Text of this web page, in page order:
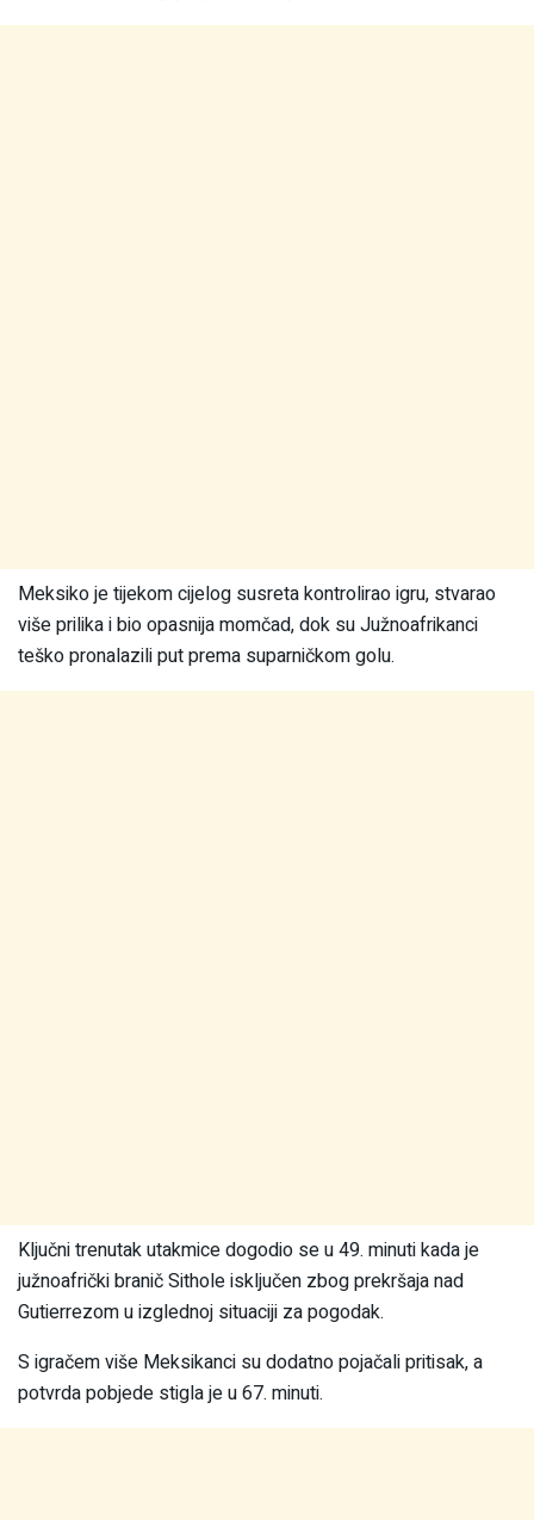
Meksiko je tijekom cijelog susreta kontrolirao igru, stvarao
više prilika i bio opasnija momčad, dok su Južnoafrikanci
teško pronalazili put prema suparničkom golu.
Ključni trenutak utakmice dogodio se u 49. minuti kada je
južnoafrički branič Sithole isključen zbog prekršaja nad
Gutierrezom u izglednoj situaciji za pogodak.
S igračem više Meksikanci su dodatno pojačali pritisak, a
potvrda pobjede stigla je u 67. minuti.